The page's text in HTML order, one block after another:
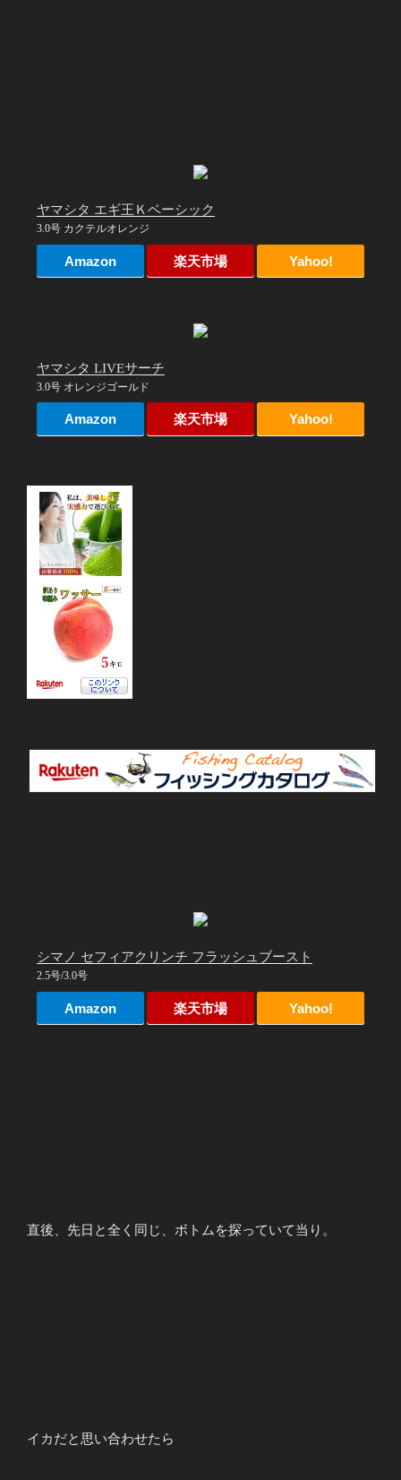
ヤマシタ エギ王Ｋベーシック
3.0号 カクテルオレンジ
Amazon 楽天市場 Yahoo!
ヤマシタ LIVEサーチ
3.0号 オレンジゴールド
Amazon 楽天市場 Yahoo!
シマノ セフィアクリンチ フラッシュブースト
2.5号/3.0号
Amazon 楽天市場 Yahoo!
直後、先日と全く同じ、ボトムを探っていて当り。
イカだと思い合わせたら